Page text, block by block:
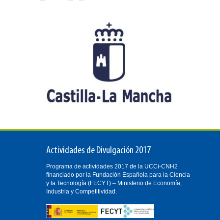
Actividades de Divulgación 2017
Programa de actividades 2017 de la UCCi-CNH2
financiado por la Fundación Española para la Ciencia
y la Tecnología (FECYT) – Ministerio de Economía,
Industria y Competitividad.